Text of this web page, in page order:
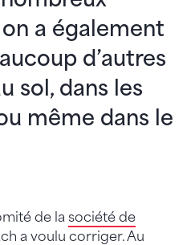
a également
d’autres
sol, dans les
même dans le
de la société de
a voulu corriger. Au